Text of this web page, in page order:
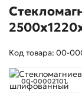
Код товара: 00-
00-00002101